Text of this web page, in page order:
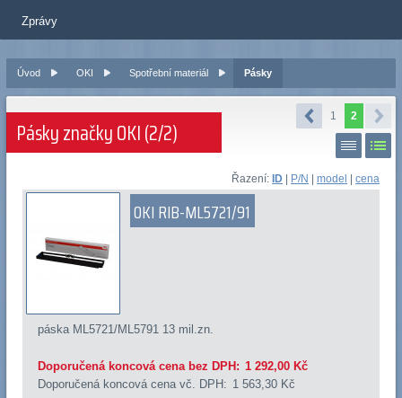
Zprávy
Úvod OKI Spotřební materiál Pásky
1 2
Pásky značky OKI (2/2)
Řazení:ID | P/N |model |cena
OKI RIB-ML5721/91
páska ML5721/ML5791 13 mil.zn.
Doporučená koncová cena bez DPH: 1 292,00 Kč
Doporučená koncová cena vč. DPH: 1 563,30 Kč